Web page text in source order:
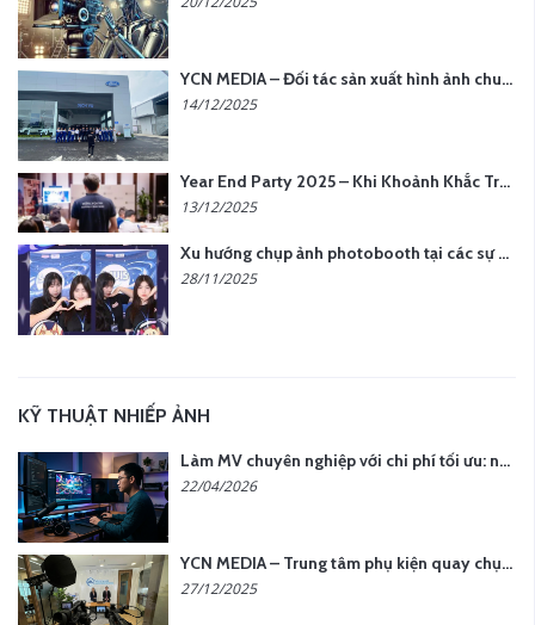
YCN MEDIA – Đối tác sản xuất hình ảnh chuyên nghiệp cho doanh nghiệp tại Hà Nội
14/12/2025
Year End Party 2025 – Khi Khoảnh Khắc Trở Thành Dấu Ấn | Gói Ưu Đãi Tháng 12 Từ YCN Media
13/12/2025
Xu hướng chụp ảnh photobooth tại các sự kiện hiện nay
28/11/2025
KỸ THUẬT NHIẾP ẢNH
Làm MV chuyên nghiệp với chi phí tối ưu: nên chọn quay thực tế hay video AI?
22/04/2026
YCN MEDIA – Trung tâm phụ kiện quay chụp tại Hà Nội
27/12/2025